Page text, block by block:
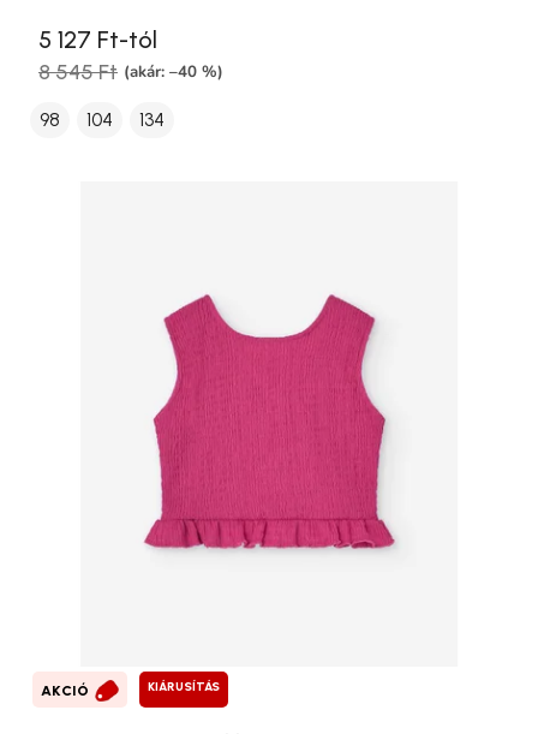
5 127 Ft-tól
8 545 Ft (akár: –40 %)
98 104 134
AKCIÓ KIÁRUSÍTÁS